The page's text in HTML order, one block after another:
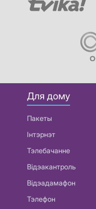
Для дому
Пакеты
Інтэрнэт
Тэлебачанне
Відэакантроль
Відэадамафон
Тэлефон